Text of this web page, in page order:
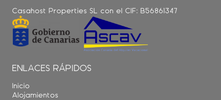
Casahost Properties SL con el CIF: B56861347
ENLACES RÁPIDOS
Inicio
Alojamientos